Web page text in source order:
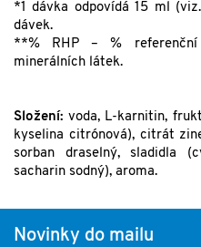
*1 dávka odpovídá 15 ml
dávek.
**% RHP – %
minerálních látek.
Složení: voda, L-karnitin,
kyselina citrónová), citrát
sorban draselný, sladidla
sacharin sodný), aroma.
Novinky do mailu